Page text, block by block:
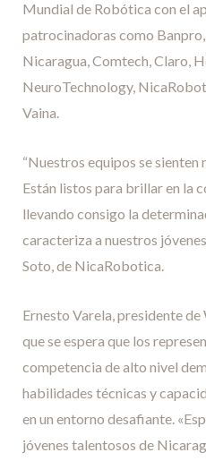
Mundial de Robótica con el
patrocinadoras como
Nicaragua, Comtech, Claro,
NeuroTechnology,
Vaina.
“Nuestros equipos se
Están listos para brillar en la
llevando consigo la
caracteriza a nuestros
Soto, de NicaRobotica.
Ernesto Varela, presidente
que se espera que los
competencia de alto nivel
habilidades técnicas y
en un entorno desafiante.
jóvenes talentosos de